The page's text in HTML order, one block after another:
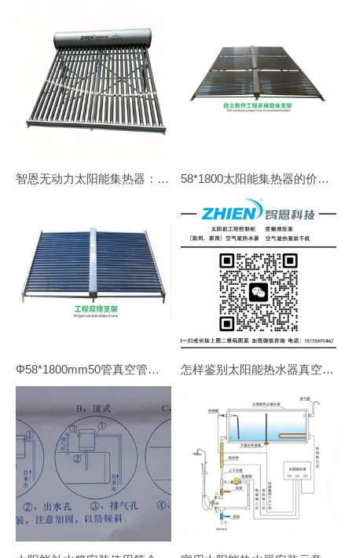
智恩无动力太阳能集热器：∅58*1800*24 58*1800太阳能集热器的价格大概是多少？
Φ58*1800mm50管真空管太阳能集热器一套上水的重量大概多少kg？ 怎样鉴别太阳能热水器真空管的好坏